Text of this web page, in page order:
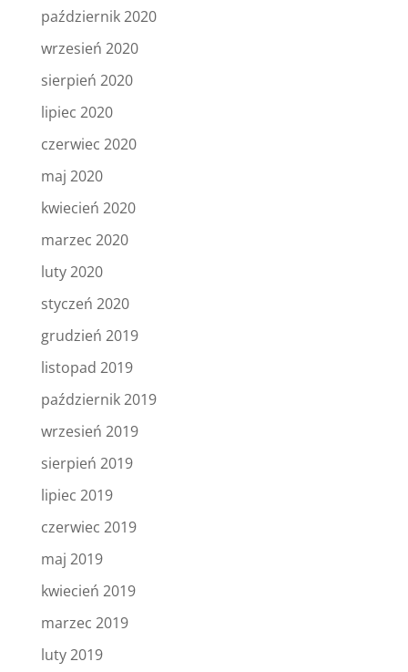
październik 2020
wrzesień 2020
sierpień 2020
lipiec 2020
czerwiec 2020
maj 2020
kwiecień 2020
marzec 2020
luty 2020
styczeń 2020
grudzień 2019
listopad 2019
październik 2019
wrzesień 2019
sierpień 2019
lipiec 2019
czerwiec 2019
maj 2019
kwiecień 2019
marzec 2019
luty 2019